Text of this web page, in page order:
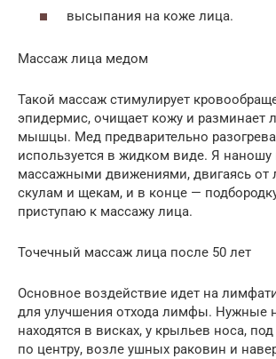
высыпания на коже лица.
Массаж лица медом
Такой массаж стимулирует
эпидермис, очищает кожу и разминает
мышцы. Мед предварительно
используется в жидком виде. Я наношу
массажными движениями, двигаясь от
скулам и щекам, и в конце —
приступаю к массажу лица.
Точечный массаж лица после 50 лет
Основное воздействие идет на
для улучшения отхода лимфы. Нужные
находятся в висках, у крыльев носа,
по центру, возле ушных раковин и